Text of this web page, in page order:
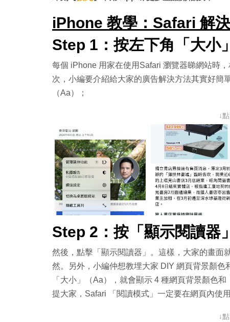
iPhone 教學：Safari 解
Step 1：按左下角「大小
每個 iPhone 用家在使用Safari 瀏覽器睇網站時
次，小編要介紹給大家的廣告解決方法其實好簡
（Aa）；
↓
Step 2：按「顯示閱讀器」
然後，點擊「顯示閱讀器」。這樣，大家的畫面
然。另外，小編仲想教埋大家 DIY 網頁背景顏
「大小」（Aa），就會顯示 4 種網頁背景顏色
提大家，Safari 「閱讀模式」一定要在網頁內使
↓